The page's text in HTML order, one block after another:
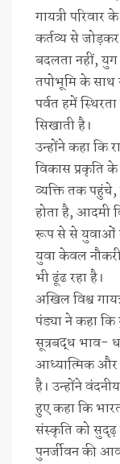
गायत्री परिवार
कर्तव्य से
बदलता नहीं, युग
तपोभूमि के साथ
पर्वत हमें
सिखाती है।
उन्होंने कहा कि
विकास प्रकृति
व्यक्ति तक
होता है, आदमी
रूप से से युवाओं
युवा केवल
भी ढूंढ रहा है।
अखिल विश्व
पंड्या ने कहा
सूत्रबद्ध भाव-
आध्यात्मिक और
है। उन्होंने
हुए कहा कि
संस्कृति को सुदृढ़
पुनर्जीवन की